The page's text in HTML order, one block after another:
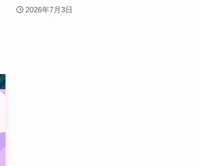
2026年7月3日